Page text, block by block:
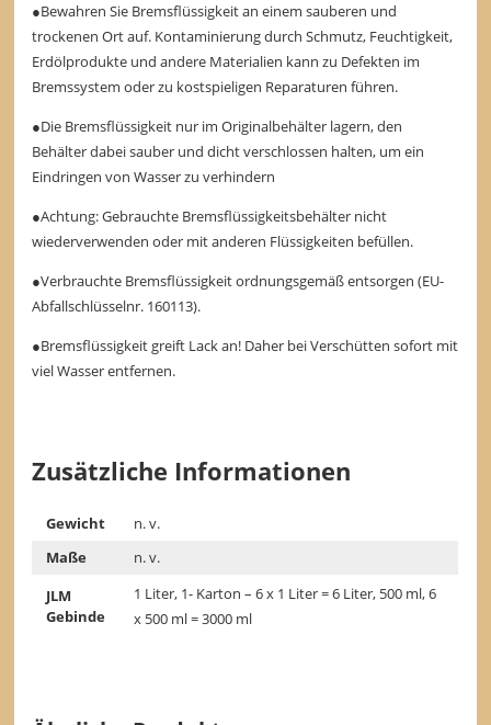
●Bewahren Sie Bremsflüssigkeit an einem sauberen und
trockenen Ort auf. Kontaminierung durch Schmutz, Feuchtigkeit,
Erdölprodukte und andere Materialien kann zu Defekten im
Bremssystem oder zu kostspieligen Reparaturen führen.
●Die Bremsflüssigkeit nur im Originalbehälter lagern, den
Behälter dabei sauber und dicht verschlossen halten, um ein
Eindringen von Wasser zu verhindern
●Achtung: Gebrauchte Bremsflüssigkeitsbehälter nicht
wiederverwenden oder mit anderen Flüssigkeiten befüllen.
●Verbrauchte Bremsflüssigkeit ordnungsgemäß entsorgen (EU-
Abfallschlüsselnr. 160113).
●Bremsflüssigkeit greift Lack an! Daher bei Verschütten sofort mit
viel Wasser entfernen.
Zusätzliche Informationen
Gewicht
n. v.
Maße
n. v.
JLM
Gebinde
1 Liter, 1- Karton – 6 x 1 Liter = 6 Liter, 500 ml, 6
x 500 ml = 3000 ml